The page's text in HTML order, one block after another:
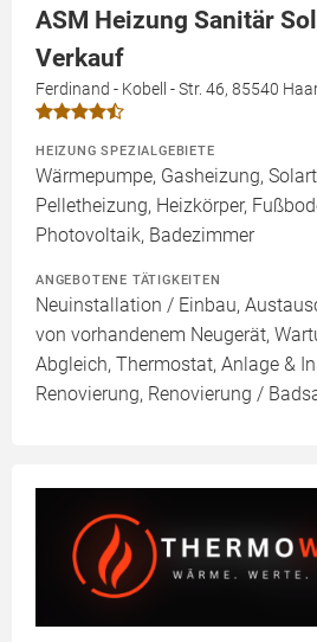
ASM Heizung Sanitär
Verkauf
Ferdinand - Kobell - Str. 46, 85540
HEIZUNG SPEZIALGEBIETE
Wärmepumpe, Gasheizung,
Pelletheizung, Heizkörper,
Photovoltaik, Badezimmer
ANGEBOTENE TÄTIGKEITEN
Neuinstallation / Einbau,
von vorhandenem Neugerät,
Abgleich, Thermostat, Anlage &
Renovierung, Renovierung /